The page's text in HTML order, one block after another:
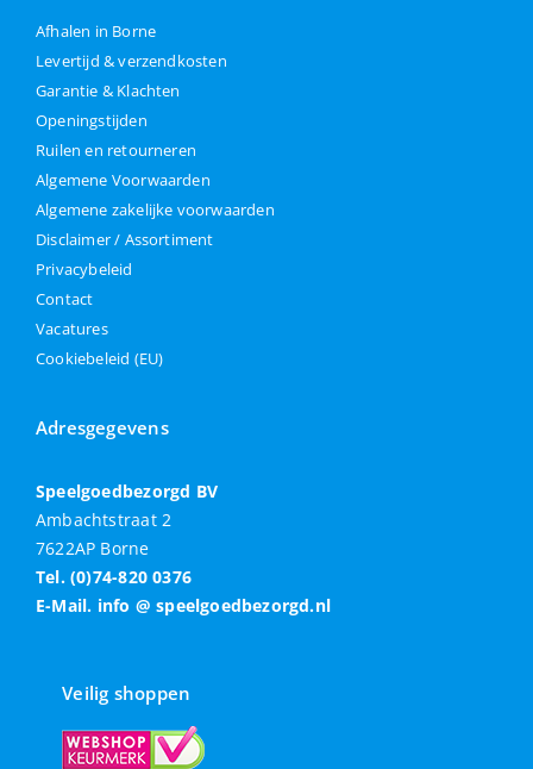
Afhalen in Borne
Levertijd & verzendkosten
Garantie & Klachten
Openingstijden
Ruilen en retourneren
Algemene Voorwaarden
Algemene zakelijke voorwaarden
Disclaimer / Assortiment
Privacybeleid
Contact
Vacatures
Cookiebeleid (EU)
Adresgegevens
Speelgoedbezorgd BV
Ambachtstraat 2
7622AP Borne
Tel. (0)74-820 0376
E-Mail. info @ speelgoedbezorgd.nl
Veilig shoppen